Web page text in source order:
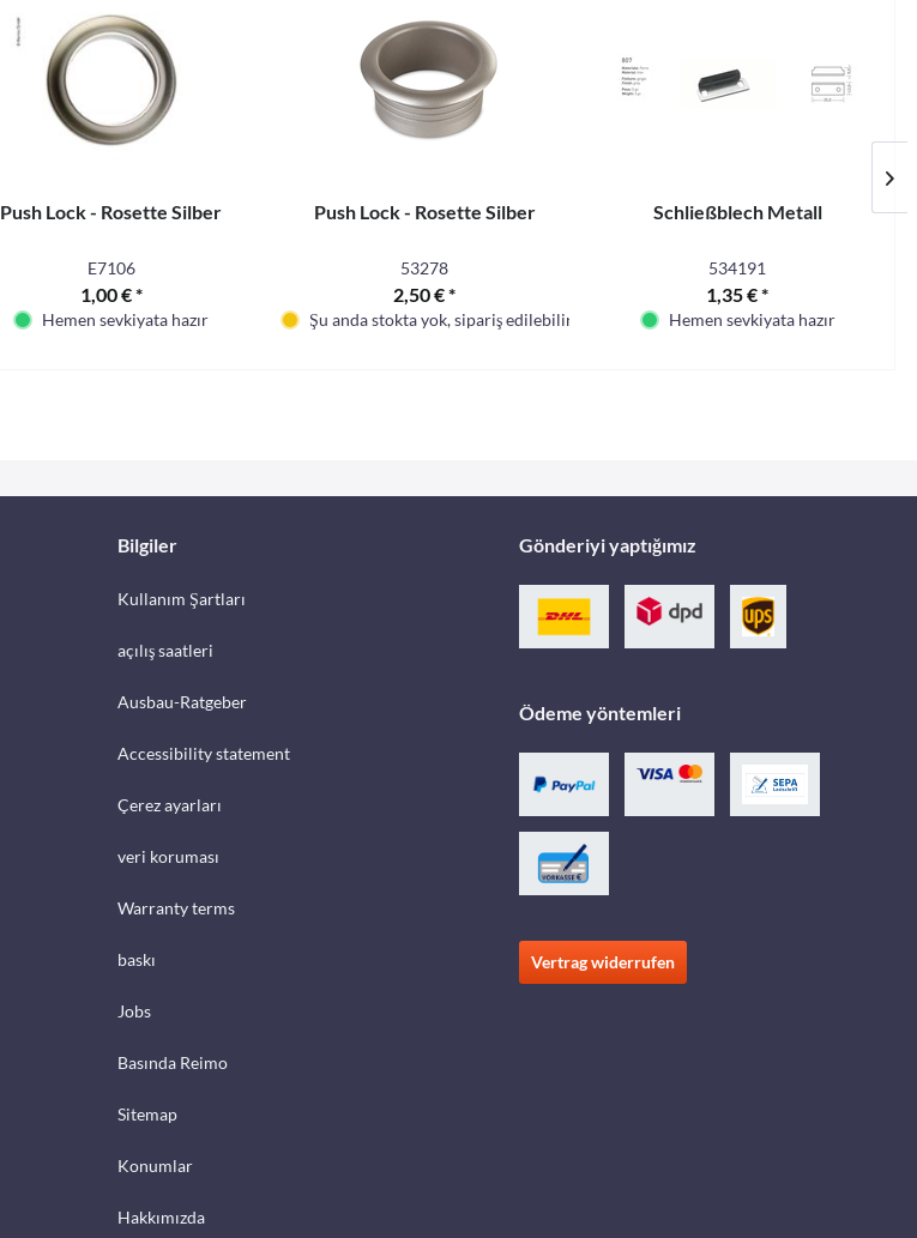
Push Lock - Rosette Silber
E7106
1,00 € *
Hemen sevkiyata hazır
Push Lock - Rosette Silber
53278
2,50 € *
Şu anda stokta yok, sipariş edilebilir
Schließblech Metall
534191
1,35 € *
Hemen sevkiyata hazır
Bilgiler
Kullanım Şartları
açılış saatleri
Ausbau-Ratgeber
Accessibility statement
Çerez ayarları
veri koruması
Warranty terms
baskı
Jobs
Basında Reimo
Sitemap
Konumlar
Hakkımızda
Gönderiyi yaptığımız
Ödeme yöntemleri
Vertrag widerrufen